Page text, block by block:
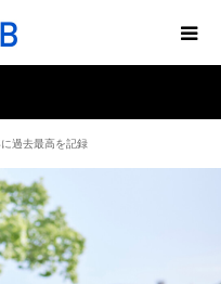
過去最高を記録